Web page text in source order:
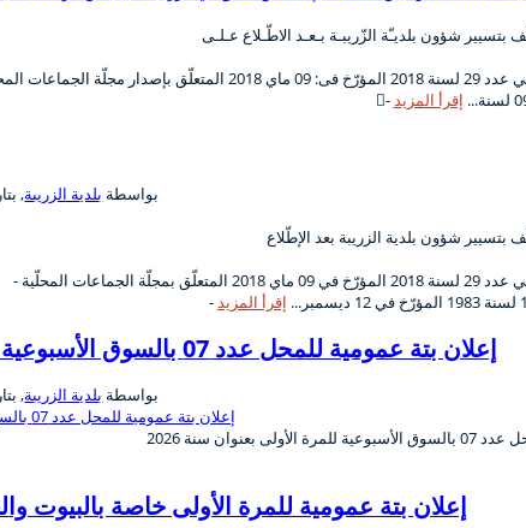
إقرأ المزيد
بواسطة بلدية الزريبة,
إقرأ المزيد
إعلان بتة عمومية للمحل عدد 07 بالسوق الأسبوعية للمرة الأولى بعنوان سنة 2026
بواسطة بلدية الزريبة,
بعنوان سنة 2026
إعلان بتة عمومية للمرة الأولى خاصة بالبيوت